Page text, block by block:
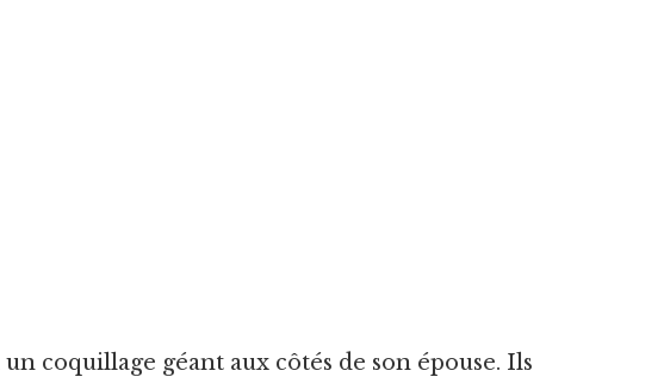
coquillage géant aux côtés de son épouse. Ils